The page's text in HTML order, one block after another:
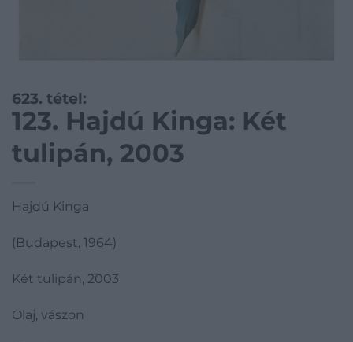
623. tétel:
123. Hajdú Kinga: Két
tulipán, 2003
Hajdú Kinga
(Budapest, 1964)
Két tulipán, 2003
Olaj, vászon